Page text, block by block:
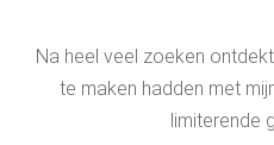
Na heel veel zoeken
te maken hadden met
limiterende